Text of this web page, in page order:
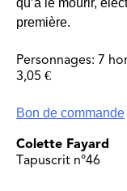
qu’à le mourir,
première.
Personnages: 7
3,05 €
Bon de commande
Colette Fayard
Tapuscrit n°46